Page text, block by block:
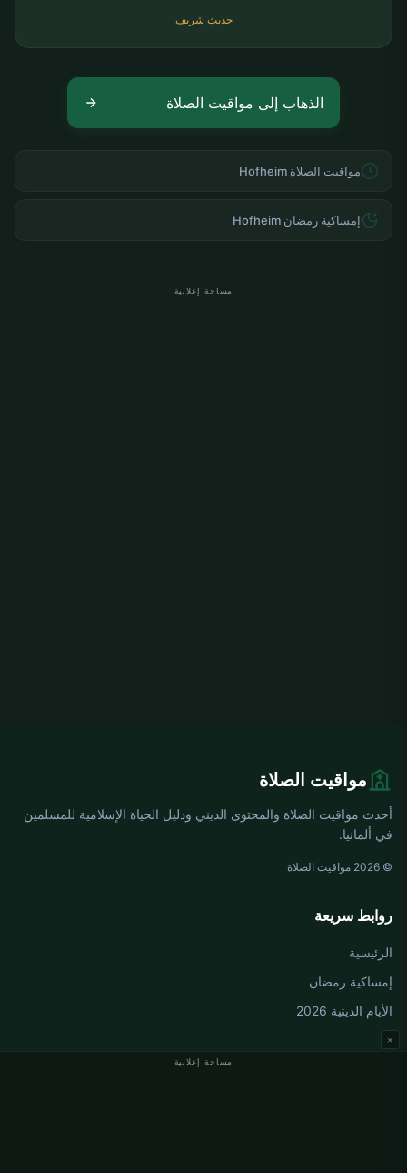
حديث شريف
الذهاب إلى مواقيت الصلاة
مواقيت الصلاة Hofheim
إمساكية رمضان Hofheim
مساحة إعلانية
مساحة إعلانية
×
مواقيت الصلاة
أحدث مواقيت الصلاة والمحتوى الديني ودليل الحياة الإسلامية للمسلمين
في ألمانيا.
© 2026 مواقيت الصلاة
روابط سريعة
الرئيسية
إمساكية رمضان
الأيام الدينية 2026